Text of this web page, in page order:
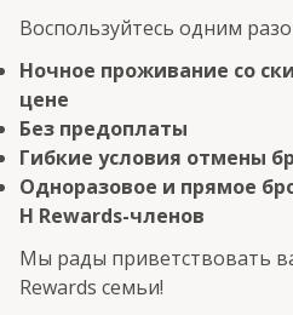
Воспользуйтесь одним
Ночное проживание со
цене
Без предоплаты
Гибкие условия отмены
Одноразовое и прямое
H Rewards-членов
Мы рады приветствовать
Rewards семьи!